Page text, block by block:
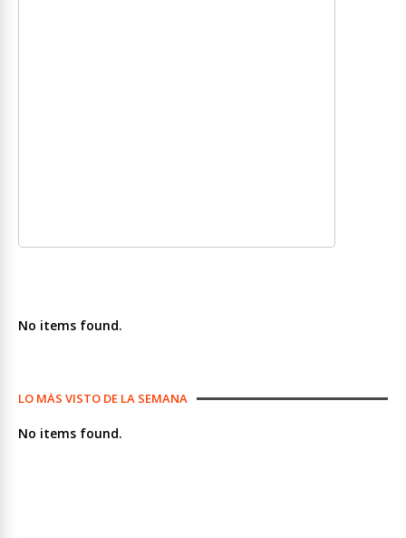
No items found.
LO MÁS VISTO DE LA SEMANA
No items found.